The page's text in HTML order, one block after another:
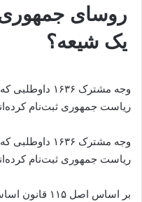
روسای جمهوری
یک شیعه؟
وجه مشترک
ریاست جمهوری ثبت‌نام
وجه مشترک
ریاست جمهوری ثبت‌نام
بر اساس اصل